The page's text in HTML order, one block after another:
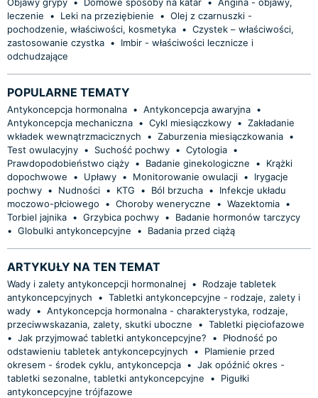
leczenie
• Leki na przeziębienie • Olej z czarnuszki -
pochodzenie, właściwości, kosmetyka • Czystek – właściwości,
zastosowanie czystka •
Imbir - właściwości lecznicze i
odchudzające
POPULARNE TEMATY
Antykoncepcja hormonalna • Antykoncepcja awaryjna •
Antykoncepcja mechaniczna • Cykl miesiączkowy • Zakładanie
wkładek wewnątrzmacicznych
• Zaburzenia miesiączkowania •
Test owulacyjny • Suchość pochwy • Cytologia •
Prawdopodobieństwo ciąży • Badanie ginekologiczne •
Krążki
dopochwowe
• Upławy • Monitorowanie owulacji •
Irygacje
pochwy • Nudności • KTG • Ból brzucha •
Infekcje układu
moczowo-płciowego
• Choroby weneryczne • Wazektomia •
Torbiel jajnika • Grzybica pochwy •
Badanie hormonów tarczycy
• Globulki antykoncepcyjne • Badania przed ciążą
ARTYKUŁY NA TEN TEMAT
Wady i zalety antykoncepcji hormonalnej •
Rodzaje tabletek
antykoncepcyjnych
• Tabletki antykoncepcyjne - rodzaje, zalety i
wady • Antykoncepcja hormonalna - charakterystyka, rodzaje,
przeciwwskazania, zalety, skutki uboczne
• Tabletki pięciofazowe
• Jak przyjmować tabletki antykoncepcyjne? •
Płodność po
odstawieniu tabletek antykoncepcyjnych
•
Plamienie przed
okresem - środek cyklu, antykoncepcja • Jak opóźnić okres -
tabletki sezonalne, tabletki antykoncepcyjne
•
Pigułki
antykoncepcyjne trójfazowe